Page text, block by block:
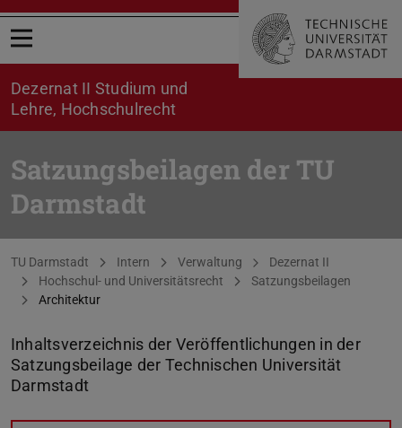
Menü öffnen
Dezernat II Studium und
Lehre, Hochschulrecht
Satzungsbeilagen der TU
Darmstadt
Sie befinden sich hier:
TU Darmstadt Intern Verwaltung
Dezernat II
Hochschul- und Universitätsrecht
Satzungsbeilagen
Architektur
Inhaltsverzeichnis der Veröffentlichungen in der
Satzungsbeilage der Technischen Universität
Darmstadt